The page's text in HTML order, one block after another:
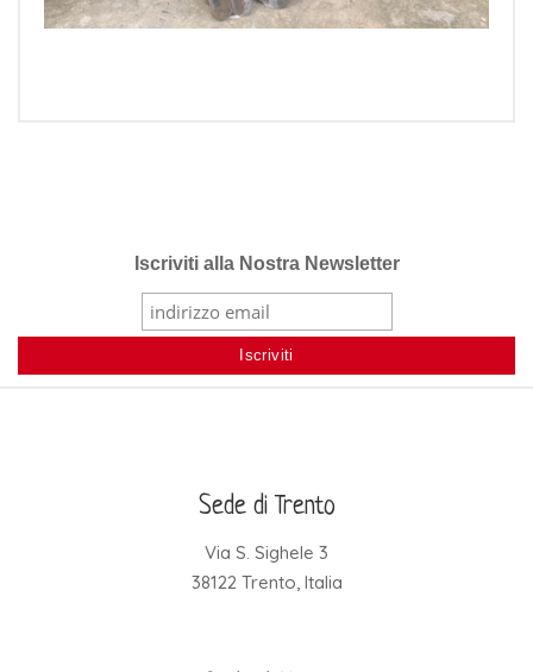
Iscriviti alla Nostra Newsletter
Sede di Trento
Via S. Sighele 3
38122 Trento, Italia